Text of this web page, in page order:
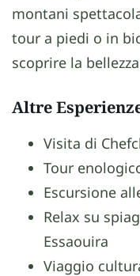
montani
tour a piedi o in
scoprire la
Altre
Visita di
Tour
Escursione
Relax su
Essaouira
Viaggio